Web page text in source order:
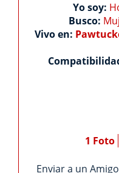
Yo soy:
Busco:
Vivo en:
1 Foto
Enviar a un Amigo